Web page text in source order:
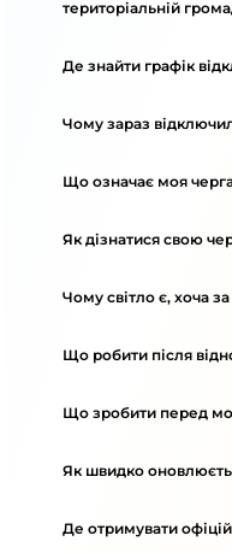
територіальній
Де знайти графік
Чому зараз
Що означає моя
Як дізнатися свою
Чому світло є, хоча
Що робити після
Що зробити перед
Як швидко
Де отримувати